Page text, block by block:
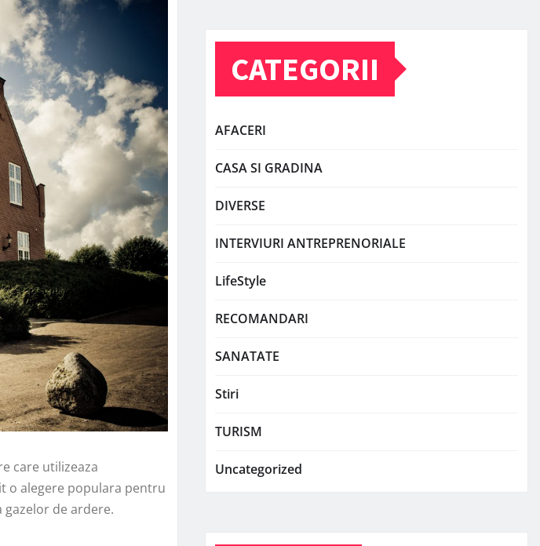
care utilizeaza
o alegere populara pentru
de ardere.
CATEGORII
AFACERI
CASA SI GRADINA
DIVERSE
INTERVIURI ANTREPRENORIALE
LifeStyle
RECOMANDARI
SANATATE
Stiri
TURISM
Uncategorized